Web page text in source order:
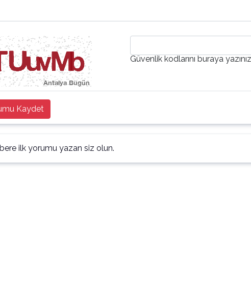
Güvenlik kodlarını buraya yazınız
Kaydet
ilk yorumu yazan siz olun.